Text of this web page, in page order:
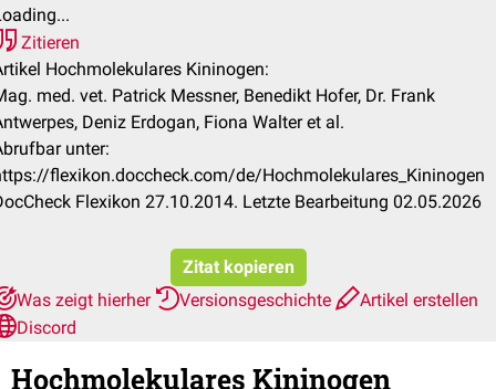
Zitieren
Hochmolekulares Kininogen:
med. vet. Patrick Messner, Benedikt Hofer, Dr. Frank
Deniz Erdogan, Fiona Walter et al.
unter:
flexikon.doccheck.com/de/Hochmolekulares_Kininogen
Flexikon 27.10.2014. Letzte Bearbeitung 02.05.2026
Zitat kopieren
Was zeigt hierher
Versionsgeschichte
Artikel erstellen
Discord
Hochmolekulares Kininogen